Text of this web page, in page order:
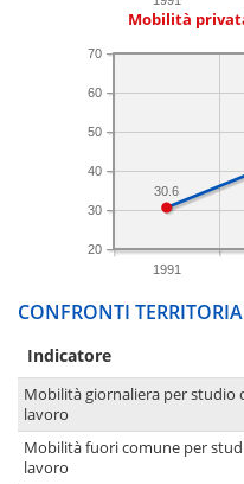
Mobilità
1991
20
30
40
50
60
70
30.6
CONFRONTI
Indicatore
Mobilità giornaliera per studio
lavoro
Mobilità fuori comune per
lavoro